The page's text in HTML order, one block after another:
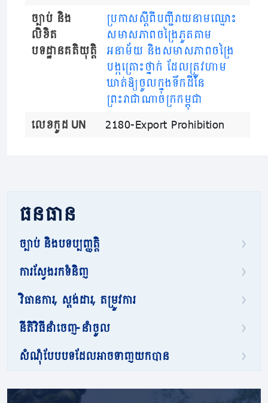
ច្បាប់ និង
លិខិត
បទដ្ឋានគតិយុត្តិ
ប្រកាសស្តីពីបញ្ជីរាយនាមឈ្មោះ
សមាសភាពចង្រៃភូតគាម
អនាម័យ និងសមាសភាព​ចង្រៃ
បង្កគ្រោះថ្នាក់ ដែលត្រូវហាម
ឃាត់ឱ្យចូលក្នុងទឹកដីនៃ
ព្រះរាជាណាចក្រកម្ពុជា
លេខកូដ UN
2180-Export Prohibition
ធនធាន
ច្បាប់ និងបទប្បញ្ញត្តិ
ការស្វែងរកទំនិញ
វិធានការ, ស្តង់ដារ, តម្រូវការ
នីតិវិធីនាំចេញ-នាំចូល
សំណុំបែបបទដែលអាចទាញយកបាន